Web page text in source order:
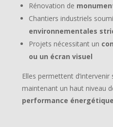
Rénovation de
Chantiers industriels
environnementales
Projets nécessitant un
ou un écran visuel
Elles permettent
maintenant un haut niveau
performance énergétique